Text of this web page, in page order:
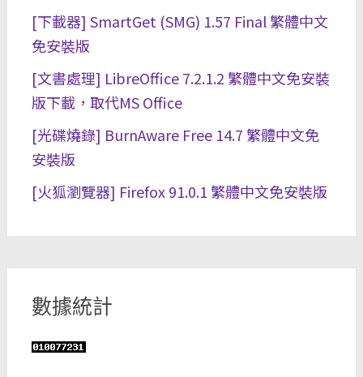
[下載器] SmartGet (SMG) 1.57 Final 繁體中文
免安裝版
[文書處理] LibreOffice 7.2.1.2 繁體中文免安裝
版下載，取代MS Office
[光碟燒錄] BurnAware Free 14.7 繁體中文免
安裝版
[火狐瀏覽器] Firefox 91.0.1 繁體中文免安裝版
數據統計